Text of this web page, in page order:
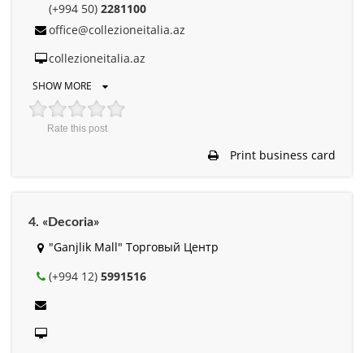
(+994 50) 2281100
office@collezioneitalia.az
collezioneitalia.az
SHOW MORE
Rate this post
Print business card
4. «Decoria»
"Ganjlik Mall" Торговый Центр
(+994 12) 5991516